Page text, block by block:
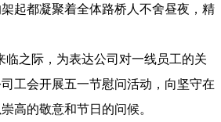
起都凝聚着全体路桥人不舍昼夜，精
临之际，为表达公司对一线员工的关
工会开展五一节慰问活动，向坚守在
高的敬意和节日的问候。